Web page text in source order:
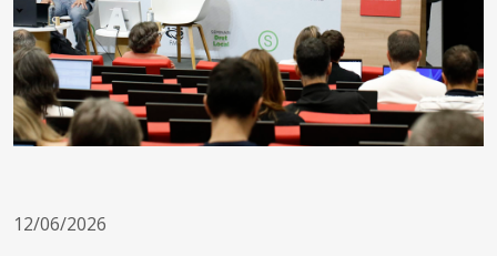
12/06/2026